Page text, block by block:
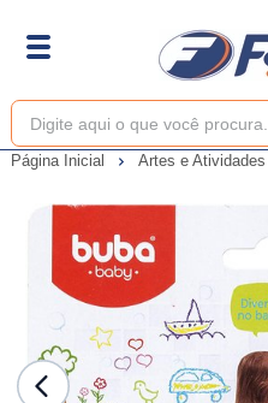
Página Inicial Artes e Atividades